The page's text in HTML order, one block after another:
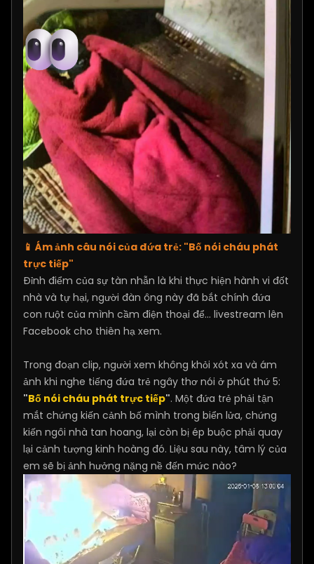
📱 Ám ảnh câu nói của đứa trẻ: "Bố nói cháu phát
trực tiếp"
Đỉnh điểm của sự tàn nhẫn là khi thực hiện hành vi đốt
nhà và tự hại, người đàn ông này đã bắt chính đứa
con ruột của mình cầm điện thoại để... livestream lên
Facebook cho thiên hạ xem.
Trong đoạn clip, người xem không khỏi xót xa và ám
ảnh khi nghe tiếng đứa trẻ ngây thơ nói ở phút thứ 5:
"Bố nói cháu phát trực tiếp". Một đứa trẻ phải tận
mắt chứng kiến cảnh bố mình trong biển lửa, chứng
kiến ngôi nhà tan hoang, lại còn bị ép buộc phải quay
lại cảnh tượng kinh hoàng đó. Liệu sau này, tâm lý của
em sẽ bị ảnh hưởng nặng nề đến mức nào?